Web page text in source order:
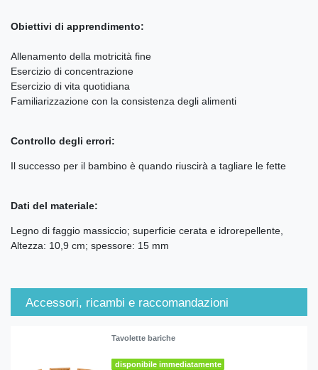
Obiettivi di apprendimento:
Allenamento della motricità fine
Esercizio di concentrazione
Esercizio di vita quotidiana
Familiarizzazione con la consistenza degli alimenti
Controllo degli errori:
Il successo per il bambino è quando riuscirà a tagliare le fette
Dati del materiale:
Legno di faggio massiccio; superficie cerata e idrorepellente,
Altezza: 10,9 cm; spessore: 15 mm
Accessori, ricambi e raccomandazioni
Tavolette bariche
disponibile immediatamente